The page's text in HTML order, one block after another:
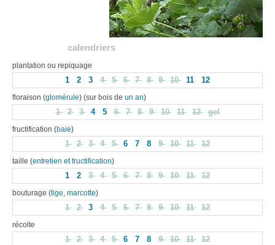
calendriers
plantation ou repiquage
1 2 3 4 5 6 7 8 9 10 11 12
floraison (glomérule) (sur bois de un an)
1 2 3 4 5 6 7 8 9 10 11 12 gel
fructification (baie)
1 2 3 4 5 6 7 8 9 10 11 12
taille (entretien et fructification)
1 2 3 4 5 6 7 8 9 10 11 12
bouturage (tige marcotte)
1 2 3 4 5 6 7 8 9 10 11 12
récolte
1 2 3 4 5 6 7 8 9 10 11 12